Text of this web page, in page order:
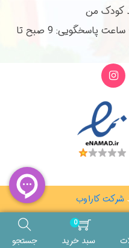
0
سبد خرید جستجو
کودک من
شماره تماس: 01333570388 - ساعت پاسخگویی: 9 صبح تا
شرکت کاراوب